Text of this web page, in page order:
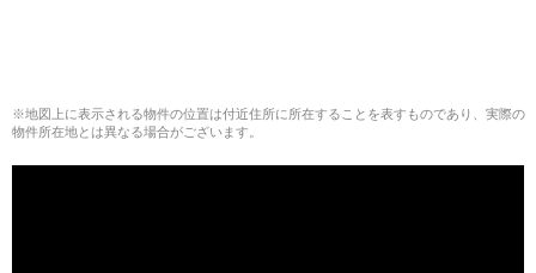
※地図上に表示される物件の位置は付近住所に所在することを表すものであり、実際の
物件所在地とは異なる場合がございます。